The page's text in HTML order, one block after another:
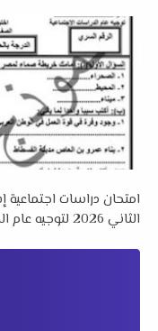
امتحان دراسات
الثاني 2026 لتوجيه عام الدراسات بدمياط